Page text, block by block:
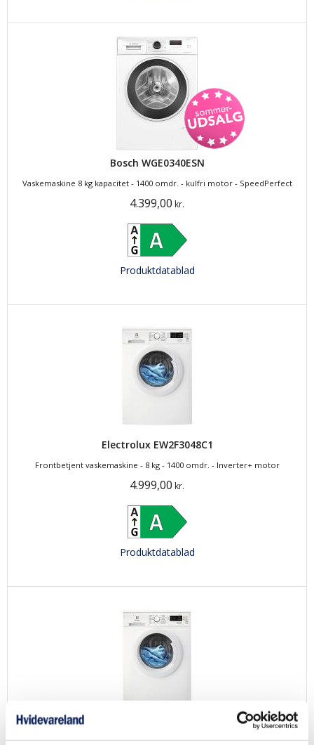
Bosch WGE0340ESN
Vaskemaskine 8 kg kapacitet - 1400 omdr. - kulfri motor - SpeedPerfect
4.399,00 kr.
Produktdatablad
Electrolux EW2F3048C1
Frontbetjent vaskemaskine - 8 kg - 1400 omdr. - Inverter+ motor
4.999,00 kr.
Produktdatablad